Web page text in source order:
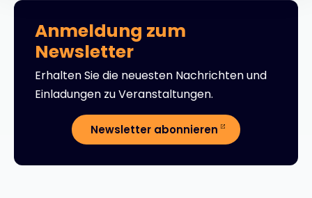
Anmeldung zum
Newsletter
Erhalten Sie die neuesten Nachrichten und
Einladungen zu Veranstaltungen.
Newsletter abonnieren